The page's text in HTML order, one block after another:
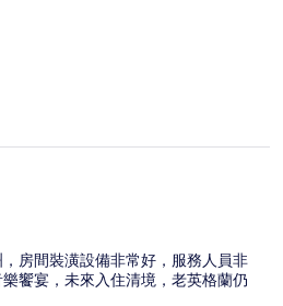
房間裝潢設備非常好，服務人員非
饗宴，未來入住清境，老英格蘭仍